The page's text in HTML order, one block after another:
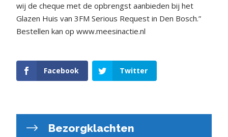
wij de cheque met de opbrengst aanbieden bij het
Glazen Huis van 3FM Serious Request in Den Bosch.”
Bestellen kan op www.meesinactie.nl
Facebook Twitter
Bezorgklachten